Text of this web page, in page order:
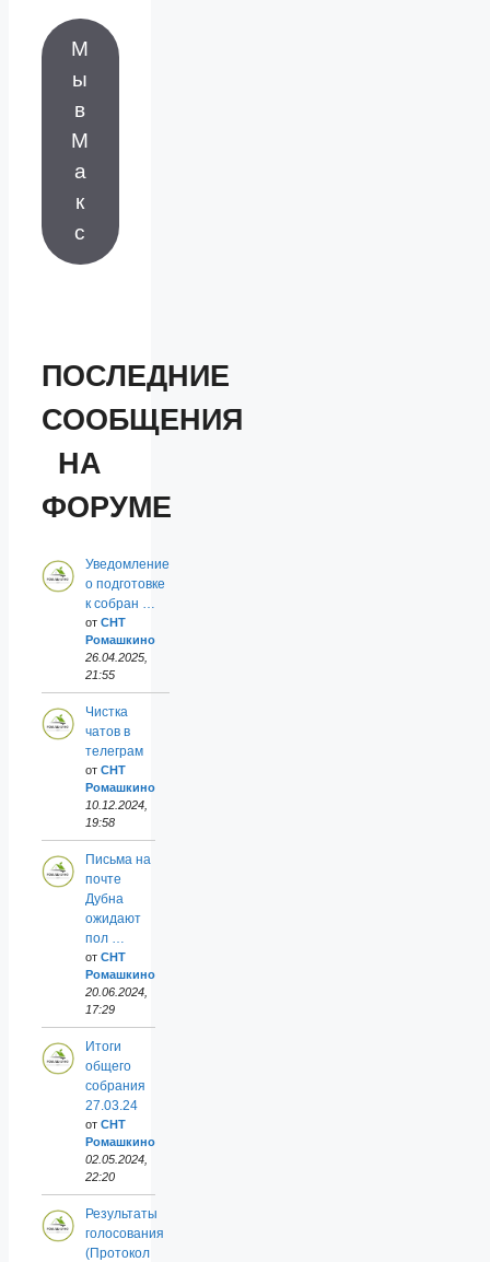
М
ы
в
М
а
к
с
ПОСЛЕДНИЕ
СООБЩЕНИЯ
НА
ФОРУМЕ
Уведомление
о подготовке
к собран …
от СНТ
Ромашкино
26.04.2025,
21:55
Чистка
чатов в
телеграм
от СНТ
Ромашкино
10.12.2024,
19:58
Письма на
почте
Дубна
ожидают
пол …
от СНТ
Ромашкино
20.06.2024,
17:29
Итоги
общего
собрания
27.03.24
от СНТ
Ромашкино
02.05.2024,
22:20
Результаты
голосования
(Протокол